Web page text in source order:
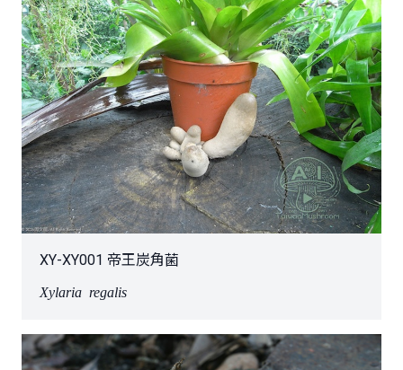
XY-XY001 帝王炭角菌
Xylaria regalis